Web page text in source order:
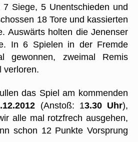
Siege, 5 Unentschieden und
18 Tore und kassierten
Auswärts holten die Jenenser
In 6 Spielen in der Fremde
gewonnen, zweimal Remis
verloren.
das Spiel am kommenden
(Anstoß: 13.30 Uhr),
alle mal rotzfrech ausgehen,
schon 12 Punkte Vorsprung